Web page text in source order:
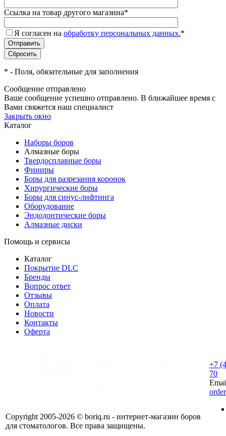
Ссылка на товар другого магазина*
Я согласен на обработку персональных данных.*
* - Поля, обязательные для заполнения
Сообщение отправлено
Ваше сообщение успешно отправлено. В ближайшее время с
Вами свяжется наш специалист
Закрыть окно
Каталог
Наборы боров
Алмазные боры
Твердосплавные боры
Финиры
Боры для разрезания коронок
Хирургические боры
Боры для синус-лифтинга
Оборудование
Эндодонтические боры
Алмазные диски
Помощь и сервисы
Каталог
Покрытие DLC
Бренды
Вопрос ответ
Отзывы
Оплата
Новости
Контакты
Оферта
Copyright 2005-2026 © boriq.ru - интернет-магазин боров
для стоматологов. Все права защищены.
+7
70